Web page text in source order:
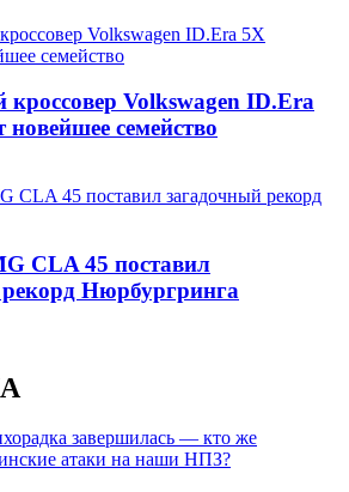
Volkswagen ID.Era
семейство
CLA 45 поставил
Нюрбургринга